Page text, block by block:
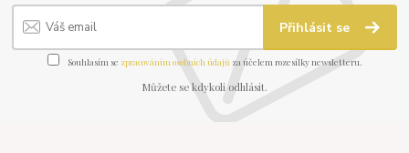
Přihlásit se
Souhlasím se zpracováním osobních údajů za účelem rozesílky newsletteru.
Můžete se kdykoli odhlásit.